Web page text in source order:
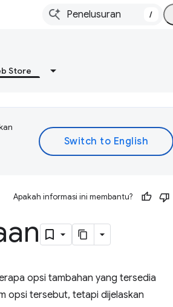
/
Store
Apakah informasi ini membantu?
opsi tambahan yang tersedia
opsi tersebut, tetapi dijelaskan